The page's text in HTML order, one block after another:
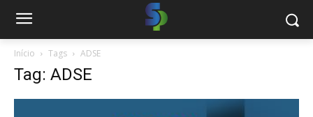
Início Tags ADSE
Tag: ADSE